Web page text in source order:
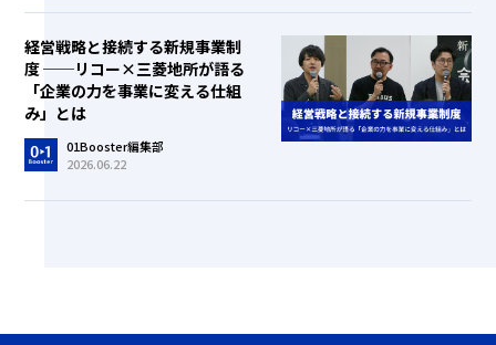
経営戦略と接続する新規事業制
度 ──リコー×三菱地所が語る
「企業の力を事業に変える仕組
み」とは
01Booster編集部
2026.06.22